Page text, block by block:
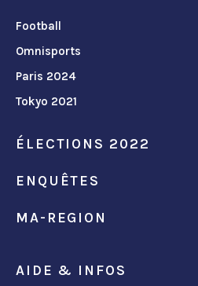
Football
Omnisports
Paris 2024
Tokyo 2021
ÉLECTIONS 2022
ENQUÊTES
MA-REGION
AIDE & INFOS